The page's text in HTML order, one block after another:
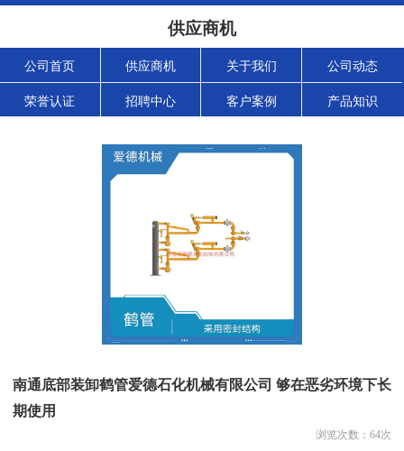
供应商机
公司首页 供应商机 关于我们 公司动态
荣誉认证 招聘中心 客户案例 产品知识
南通底部装卸鹤管爱德石化机械有限公司 够在恶劣环境下长
期使用
浏览次数： 64次